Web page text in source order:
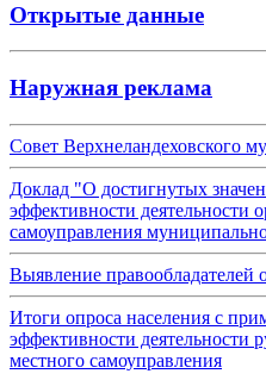
Открытые данные
Наружная реклама
Совет Верхнеландеховского
Доклад "О достигнутых
эффективности деятельности
самоуправления
Выявление правообладателей
Итоги опроса населения с
эффективности деятельности
местного самоуправления